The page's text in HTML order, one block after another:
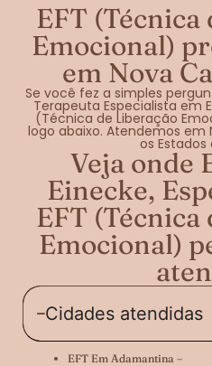
EFT (Técnica
Emocional)
em Nova
Se você fez a simples
Terapeuta Especialista em
(Técnica de Liberação
logo abaixo. Atendemos em
os Estados
Veja onde
Einecke,
EFT (Técnica
Emocional)
Cidades atendidas
EFT Em Adamantina –